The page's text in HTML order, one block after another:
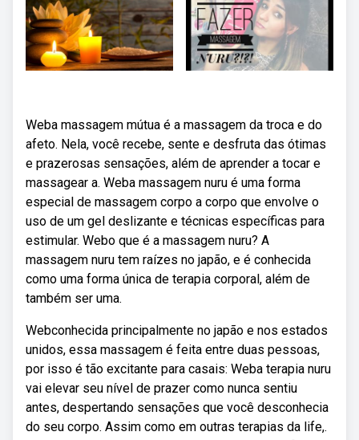
Weba massagem mútua é a massagem da troca e do
afeto. Nela, você recebe, sente e desfruta das ótimas
e prazerosas sensações, além de aprender a tocar e
massagear a. Weba massagem nuru é uma forma
especial de massagem corpo a corpo que envolve o
uso de um gel deslizante e técnicas específicas para
estimular. Webo que é a massagem nuru? A
massagem nuru tem raízes no japão, e é conhecida
como uma forma única de terapia corporal, além de
também ser uma.
Webconhecida principalmente no japão e nos estados
unidos, essa massagem é feita entre duas pessoas,
por isso é tão excitante para casais: Weba terapia nuru
vai elevar seu nível de prazer como nunca sentiu
antes, despertando sensações que você desconhecia
do seu corpo. Assim como em outras terapias da life,.